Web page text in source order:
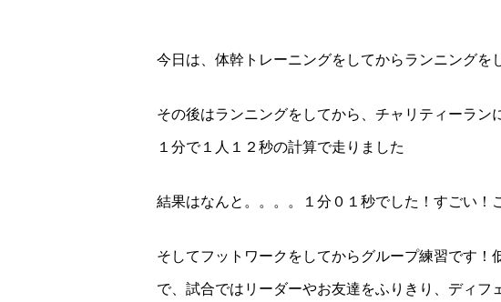
今日は、体幹トレーニングをしてからランニング
その後はランニングをしてから、チャリティーラ
１分で１人１２秒の計算で走りました
結果はなんと。。。。１分０１秒でした！すごい！
そしてフットワークをしてからグループ練習です
で、試合ではリーダーやお友達をふりきり、ディ